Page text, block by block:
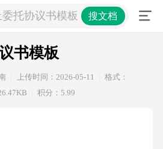
托协议书模板 搜文档
书模板
上传时间：2026-05-11
格式：
积分：5.99